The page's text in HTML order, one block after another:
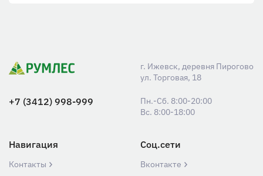
г. Ижевск, деревня Пирогово
ул. Торговая, 18
+7 (3412) 998-999
Пн.-Сб. 8:00-20:00
Вс. 8:00-18:00
Навигация
Контакты
Соц.сети
Вконтакте